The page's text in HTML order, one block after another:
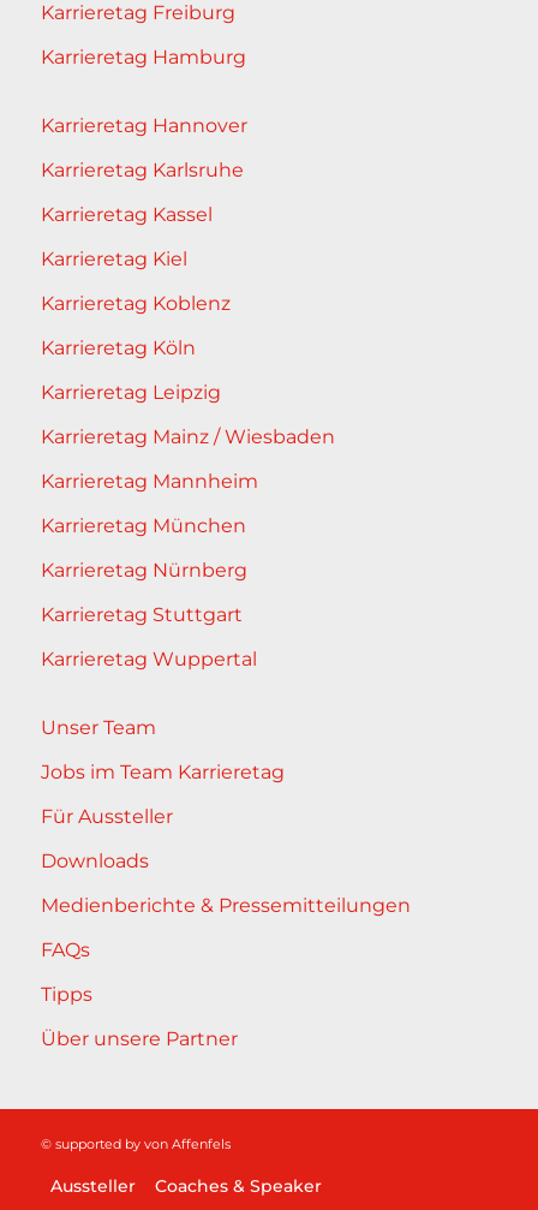
Karrieretag Freiburg
Karrieretag Hamburg
Karrieretag Hannover
Karrieretag Karlsruhe
Karrieretag Kassel
Karrieretag Kiel
Karrieretag Koblenz
Karrieretag Köln
Karrieretag Leipzig
Karrieretag Mainz / Wiesbaden
Karrieretag Mannheim
Karrieretag München
Karrieretag Nürnberg
Karrieretag Stuttgart
Karrieretag Wuppertal
Unser Team
Jobs im Team Karrieretag
Für Aussteller
Downloads
Medienberichte & Pressemitteilungen
FAQs
Tipps
Über unsere Partner
© supported by von Affenfels
Aussteller
Coaches & Speaker